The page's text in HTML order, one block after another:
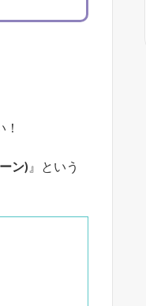
ン) 』という